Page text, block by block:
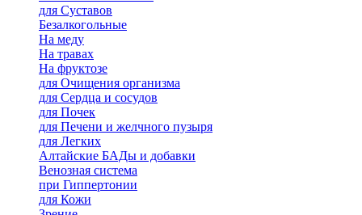
для Суставов
Безалкогольные
На меду
На травах
На фруктозе
для Очищения организма
для Сердца и сосудов
для Почек
для Печени и желчного пузыря
для Легких
Алтайские БАДы и добавки
Венозная система
при Гиппертонии
для Кожи